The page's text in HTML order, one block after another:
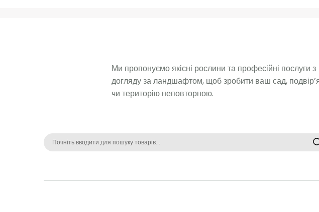
Ми пропонуємо якісні рослини та професійні послуги з
догляду за ландшафтом, щоб зробити ваш сад,
чи територію неповторною.